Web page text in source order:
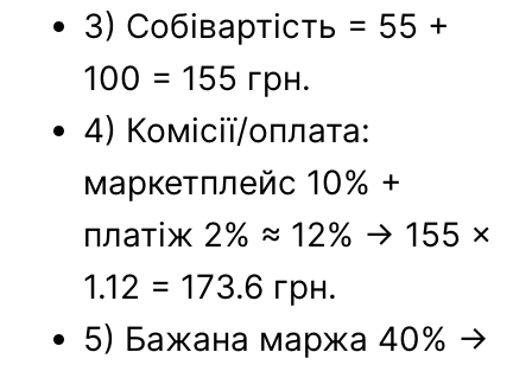
3) Собівартість = 55 +
100 = 155 грн.
4) Комісії/оплата:
маркетплейс 10% +
платіж 2% ≈ 12% → 155 ×
1.12 = 173.6 грн.
5) Бажана маржа 40% →